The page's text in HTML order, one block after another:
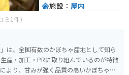
ミ1件）
は、全国有数のかぼちゃ産地として知ら
産・加工・PRに取り組んでいるのが特徴
より、甘みが強く品質の高いかぼちゃが
施設： 屋内